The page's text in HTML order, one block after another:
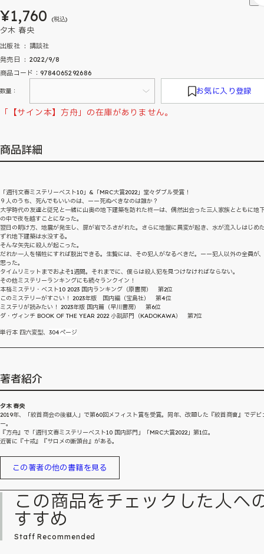
¥1,760 (税込)
夕木 春央
出版社 ‏ : ‎ 講談社
発売日 ‏ : ‎ 2022/9/8
商品コード：9784065292686
数量： お気に入り登録
「【サイン本】方舟」の在庫がありません。
商品詳細
「週刊文春ミステリーベスト10」&「MRC大賞2022」堂々ダブル受賞！
９人のうち、死んでもいいのは、ーー死ぬべきなのは誰か？
大学時代の友達と従兄と一緒に山奥の地下建築を訪れた柊一は、偶然出会った三人家族とともに地
の中で夜を越すことになった。
翌日の明け方、地震が発生し、扉が岩でふさがれた。さらに地盤に異変が起き、水が流入しはじめ
ずれ地下建築は水没する。
そんな矢先に殺人が起こった。
だれか一人を犠牲にすれば脱出できる。生贄には、その犯人がなるべきだ。ーー犯人以外の全員が
思った。
タイムリミットまでおよそ1週間。それまでに、僕らは殺人犯を見つけなければならない。
その他ミステリーランキングにも続々ランクイン！
本格ミステリ・ベスト10 2023 国内ランキング（原書房） 第2位
このミステリーがすごい！ 2023年版 国内編（宝島社） 第4位
ミステリが読みたい！ 2023年版 国内篇（早川書房） 第6位
ダ・ヴィンチ BOOK OF THE YEAR 2022 小説部門（KADOKAWA） 第7位
単行本 四六変型、 304ページ
著者紹介
夕木 春央
2019年、「絞首商会の後継人」で第60回メフィスト賞を受賞。同年、改題した『絞首商會』でデビ
ー。
『方舟』で「週刊文春ミステリーベスト10 国内部門」「MRC大賞2022」第1位。
近著に『十戒』『サロメの断頭台』がある。
この著者の他の書籍を見る
この商品をチェックした人へ
すすめ
Staff Recommended